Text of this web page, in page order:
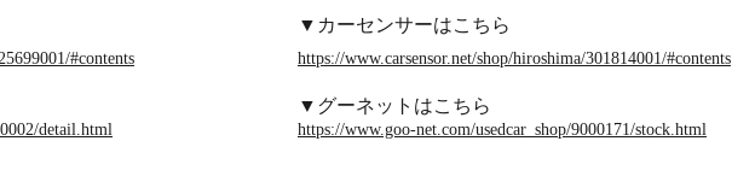
#contents
detail.html
▼カーセンサーはこちら
https://www.carsensor.net/shop/hiroshima/301814001/#contents
▼グーネットはこちら
https://www.goo-net.com/usedcar_shop/9000171/stock.html